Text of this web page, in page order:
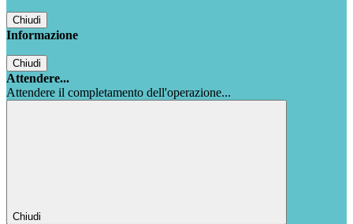
Chiudi
Informazione
Chiudi
Attendere...
Attendere il completamento dell'operazione...
Chiudi